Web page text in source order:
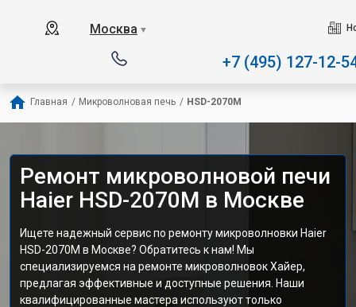
Москва ▼
+7 (495) 127-12-
Главная / Микроволновая печь / HSD-2070M
Ремонт микроволновой печи
Haier HSD-2070M в Москве
Ищете надежный сервис по ремонту микроволновки Haier
HSD-2070M в Москве? Обратитесь к нам! Мы
специализируемся на ремонте микроволновок Хайер,
предлагая эффективные и доступные решения. Наши
квалифицированные мастера используют только